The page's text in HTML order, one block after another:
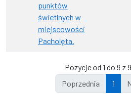
punktów
świetlnych w
miejscowości
Pacholęta.
Pozycje od 1 do 9 z
Poprzednia
1